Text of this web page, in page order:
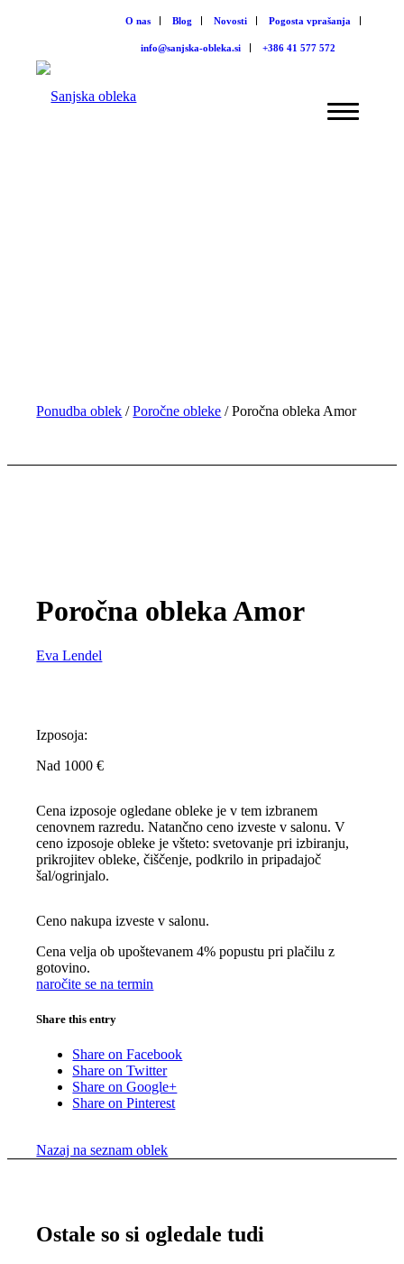
O nas Blog Novosti Pogosta vprašanja
info@sanjska-obleka.si +386 41 577 572
Ponudba oblek /Poročne obleke /Poročna obleka Amor
Poročna obleka Amor
Eva Lendel
Izposoja:
Nad 1000 €
Cena izposoje ogledane obleke je v tem izbranem
cenovnem razredu. Natančno ceno izveste v salonu. V
ceno izposoje obleke je všteto: svetovanje pri izbiranju,
prikrojitev obleke, čiščenje, podkrilo in pripadajoč
šal/ogrinjalo.
Ceno nakupa izveste v salonu.
Cena velja ob upoštevanem 4% popustu pri plačilu z
gotovino.
naročite se na termin
Share this entry
Share on Facebook
Share on Twitter
Share on Google+
Share on Pinterest
Nazaj na seznam oblek
Ostale so si ogledale tudi